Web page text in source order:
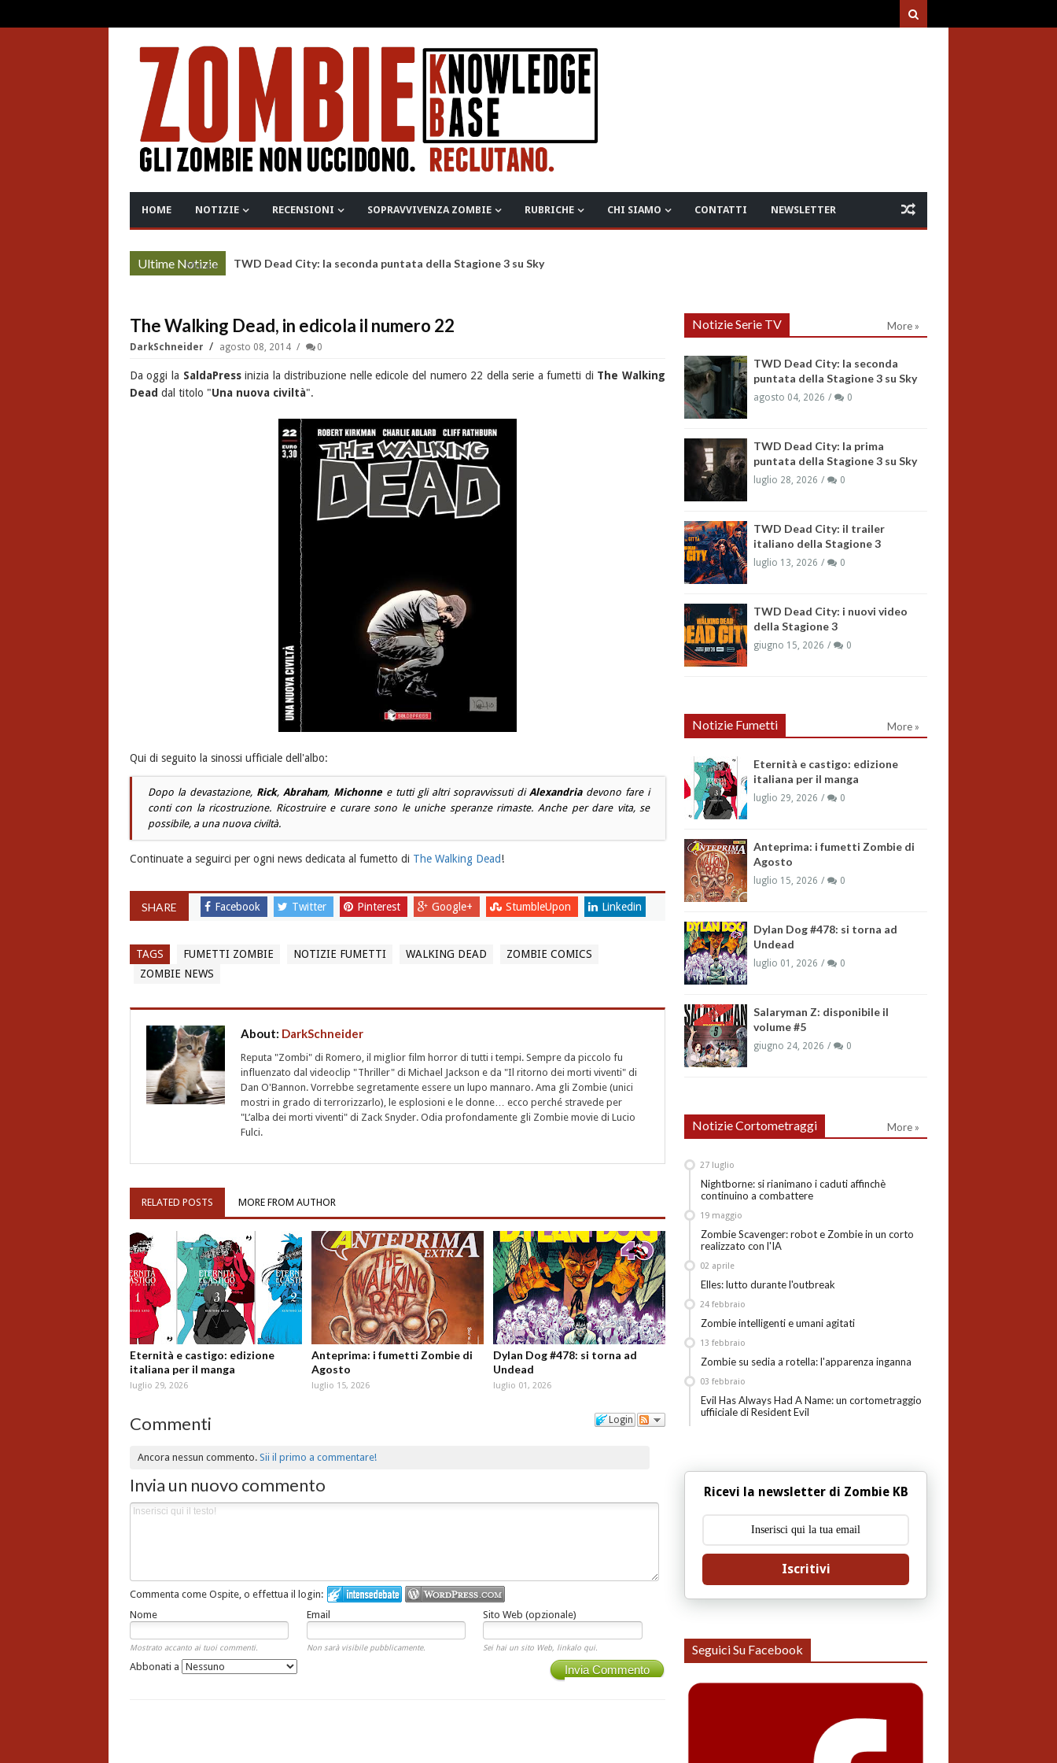
HOME NOTIZIE RECENSIONI SOPRAVVIVENZA ZOMBIE RUBRICHE CHI SIAMO CONTATTI NEWSLETTER
Ultime Notizie
More » TWD Dead City: la seconda puntata della Stagione 3 su Sky
The Walking Dead, in edicola il numero 22
DarkSchneider agosto 08, 2014 0
Da oggi la SaldaPressinizia la distribuzione nelle edicole del numero 22 della serie a fumetti di The Walking
Dead dal titolo "Una nuova civiltà".
Qui di seguito la sinossi ufficiale dell'albo:
Dopo la devastazione, Rick, Abraham, Michonnee tutti gli altri sopravvissuti diAlexandriadevono fare i
conti con la ricostruzione. Ricostruire e curare sono le uniche speranze rimaste. Anche per dare vita, se
possibile, a una nuova civiltà.
Continuate a seguirci per ogni news dedicata al fumetto di The Walking Dead!
SHARE Facebook Twitter Pinterest Google+ StumbleUpon Linkedin
TAGS FUMETTI ZOMBIE NOTIZIE FUMETTI WALKING DEAD
ZOMBIE COMICS
ZOMBIE NEWS
About: DarkSchneider
Reputa "Zombi" di Romero, il miglior film horror di tutti i tempi. Sempre da piccolo fu
influenzato dal videoclip "Thriller" di Michael Jackson e da "Il ritorno dei morti viventi" di
Dan O'Bannon. Vorrebbe segretamente essere un lupo mannaro. Ama gli Zombie (unici
mostri in grado di terrorizzarlo), le esplosioni e le donne… ecco perché stravede per
"L’alba dei morti viventi" di Zack Snyder. Odia profondamente gli Zombie movie di Lucio
Fulci.
RELATED POSTS MORE FROM AUTHOR
Eternità e castigo: edizione
italiana per il manga
luglio 29, 2026
Anteprima: i fumetti Zombie di
Agosto
luglio 15, 2026
Dylan Dog #478: si torna ad
Undead
luglio 01, 2026
Login
Commenti
Ancora nessun commento.Sii il primo a commentare!
Invia un nuovo commento
Commenta come Ospite, o effettua il login:
Nome
Email Sito Web (opzionale)
Mostrato accanto ai tuoi commenti. Non sarà visibile pubblicamente. Sei hai un sito Web, linkalo qui.
Invia Commento
Abbonati a
Notizie Serie TV More »
TWD Dead City: la seconda
puntata della Stagione 3 su Sky
agosto 04, 2026 0
TWD Dead City: la prima
puntata della Stagione 3 su Sky
luglio 28, 2026 0
TWD Dead City: il trailer
italiano della Stagione 3
luglio 13, 2026 0
TWD Dead City: i nuovi video
della Stagione 3
giugno 15, 2026 0
Notizie Fumetti More »
Eternità e castigo: edizione
italiana per il manga
luglio 29, 2026 0
Anteprima: i fumetti Zombie di
Agosto
luglio 15, 2026 0
Dylan Dog #478: si torna ad
Undead
luglio 01, 2026 0
Salaryman Z: disponibile il
volume #5
giugno 24, 2026 0
Notizie Cortometraggi More »
Nightborne: si rianimano i caduti affinchè
continuino a combattere
27 luglio
Zombie Scavenger: robot e Zombie in un corto
realizzato con l'IA
19 maggio
Elles: lutto durante l'outbreak
02 aprile
Zombie intelligenti e umani agitati
24 febbraio
Zombie su sedia a rotella: l'apparenza inganna
13 febbraio
Evil Has Always Had A Name: un cortometraggio
uffiiciale di Resident Evil
03 febbraio
Ricevi la newsletter di Zombie KB
Iscritivi
Seguici Su Facebook